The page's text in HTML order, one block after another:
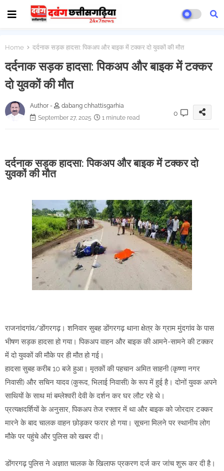
Home दर्दनाक सड़क हादसा:‌ पिकअप और बाइक में टक्कर दो युवकों की मौत
दर्दनाक सड़क हादसा:‌ पिकअप और बाइक में टक्कर
दो युवकों की मौत
Author -
dabang chhattisgarhia
September 27, 2025
1 minute read
0
दर्दनाक सड़क हादसा:‌ पिकअप और बाइक में टक्कर दो
युवकों की मौत
राजनांदगांव/डोंगरगढ़। शनिवार सुबह डोंगरगढ़ थाना क्षेत्र के ग्राम मुंदगांव के पास
भीषण सड़क हादसा हो गया। पिकअप वाहन और बाइक की आमने-सामने की टक्कर
में दो युवकों की मौके पर ही मौत हो गई।
हादसा सुबह करीब 10 बजे हुआ। मृतकों की पहचान अमित साहनी (कृष्णा नगर
निवासी) और सचिन यादव (कुरूद, भिलाई निवासी) के रूप में हुई है। दोनों युवक अपने
साथियों के साथ मां बम्लेश्वरी देवी के दर्शन कर घर लौट रहे थे।
प्रत्यक्षदर्शियों के अनुसार, पिकअप तेज रफ्तार में था और बाइक को जोरदार टक्कर
मारने के बाद चालक वाहन छोड़कर फरार हो गया। सूचना मिलने पर स्थानीय लोग
मौके पर पहुंचे और पुलिस को खबर दी।
डोंगरगढ़ पुलिस ने अज्ञात चालक के खिलाफ प्रकरण दर्ज कर जांच शुरू कर दी है।